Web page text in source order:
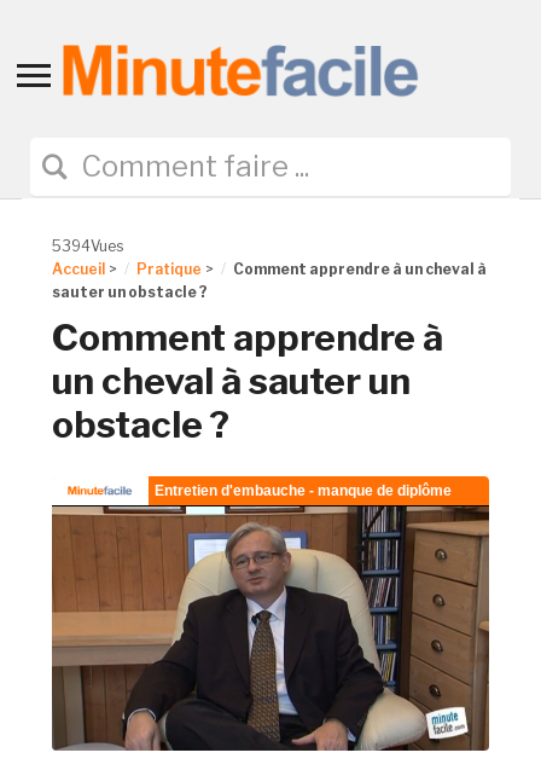
Toggle
navigation
5394Vues
Accueil > Pratique >
Comment apprendre à un cheval à
sauter un obstacle ?
Comment apprendre à
un cheval à sauter un
obstacle ?